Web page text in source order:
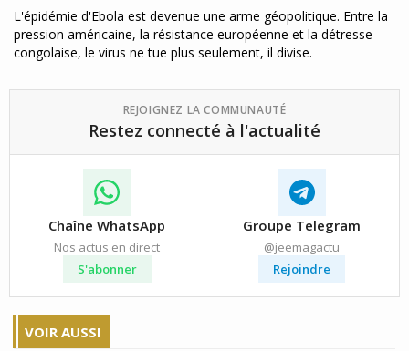
L'épidémie d'Ebola est devenue une arme géopolitique. Entre la
pression américaine, la résistance européenne et la détresse
congolaise, le virus ne tue plus seulement, il divise.
REJOIGNEZ LA COMMUNAUTÉ
Restez connecté à l'actualité
Chaîne WhatsApp
Nos actus en direct
S'abonner
Groupe Telegram
@jeemagactu
Rejoindre
VOIR AUSSI